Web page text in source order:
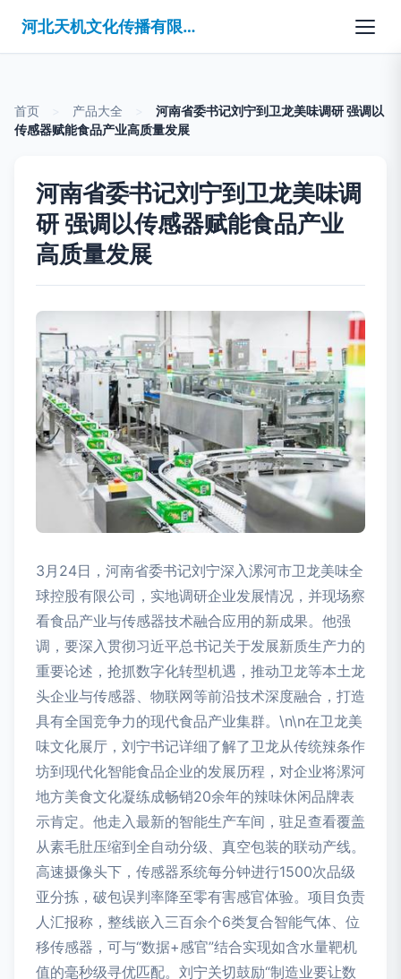
河北天机文化传播有限公司
首页 产品大全
河南省委书记刘宁到卫龙美味调研 强调以
传感器赋能食品产业高质量发展
河南省委书记刘宁到卫龙美味调
研 强调以传感器赋能食品产业
高质量发展
3月24日，河南省委书记刘宁深入漯河市卫龙美味全
球控股有限公司，实地调研企业发展情况，并现场察
看食品产业与传感器技术融合应用的新成果。他强
调，要深入贯彻习近平总书记关于发展新质生产力的
重要论述，抢抓数字化转型机遇，推动卫龙等本土龙
头企业与传感器、物联网等前沿技术深度融合，打造
具有全国竞争力的现代食品产业集群。\n\n在卫龙美
味文化展厅，刘宁书记详细了解了卫龙从传统辣条作
坊到现代化智能食品企业的发展历程，对企业将漯河
地方美食文化凝练成畅销20余年的辣味休闲品牌表
示肯定。他走入最新的智能生产车间，驻足查看覆盖
从素毛肚压缩到全自动分级、真空包装的联动产线。
高速摄像头下，传感器系统每分钟进行1500次品级
亚分拣，破包误判率降至零有害感官体验。项目负责
人汇报称，整线嵌入三百余个6类复合智能气体、位
移传感器，可与“数据+感官”结合实现如含水量靶机
值的毫秒级寻优匹配。刘宁关切鼓励“制造业要让数